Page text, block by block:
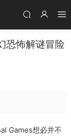
恐怖解谜冒险
Games想必并不